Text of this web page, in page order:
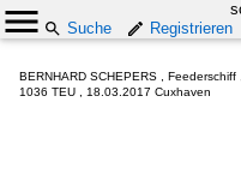
Suche
Registrieren
BERNHARD SCHEPERS ,
1036 TEU , 18.03.2017 Cuxhaven